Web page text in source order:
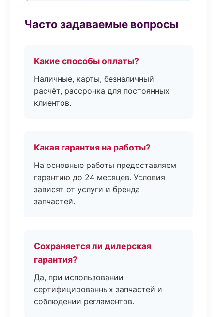
Часто задаваемые вопросы
Какие способы оплаты?
Наличные, карты, безналичный
расчёт, рассрочка для постоянных
клиентов.
Какая гарантия на работы?
На основные работы предоставляем
гарантию до 24 месяцев. Условия
зависят от услуги и бренда
запчастей.
Сохраняется ли дилерская
гарантия?
Да, при использовании
сертифицированных запчастей и
соблюдении регламентов.